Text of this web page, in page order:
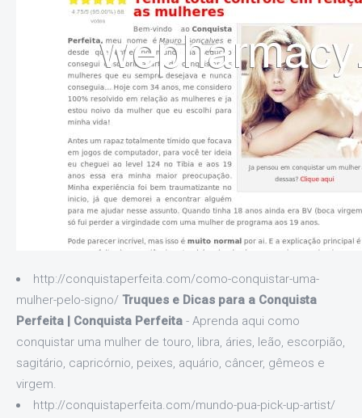
http://conquistaperfeita.com/como-conquistar-uma-
mulher-pelo-signo/ Truques e Dicas para a Conquista
Perfeita | Conquista Perfeita - Aprenda aqui como
conquistar uma mulher de touro, libra, áries, leão, escorpião,
sagitário, capricórnio, peixes, aquário, câncer, gêmeos e
virgem.
http://conquistaperfeita.com/mundo-pua-pick-up-artist/